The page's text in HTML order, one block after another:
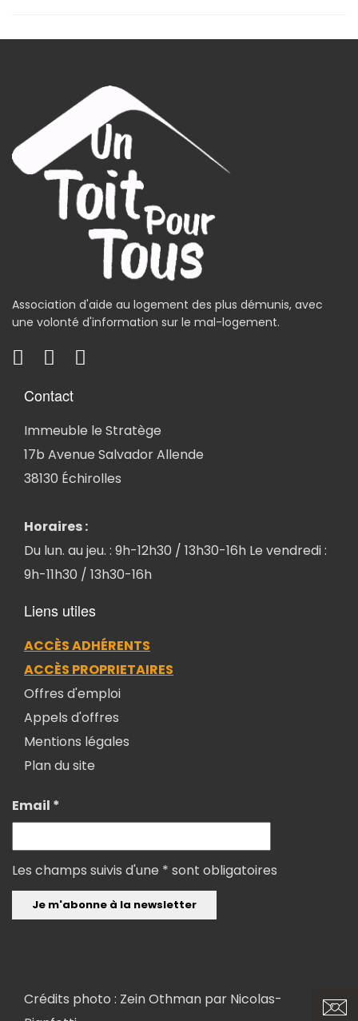
Association d'aide au logement des plus démunis, avec
une volonté d'information sur le mal-logement.
Contact
Immeuble le Stratège
17b Avenue Salvador Allende
38130 Échirolles
Horaires :
Du lun. au jeu. : 9h-12h30 / 13h30-16h Le vendredi :
9h-11h30 / 13h30-16h
Liens utiles
ACCÈS ADHÉRENTS
ACCÈS PROPRIETAIRES
Offres d'emploi
Appels d'offres
Mentions légales
Plan du site
Email *
Les champs suivis d'une * sont obligatoires
Crédits photo : Zein Othman par Nicolas-